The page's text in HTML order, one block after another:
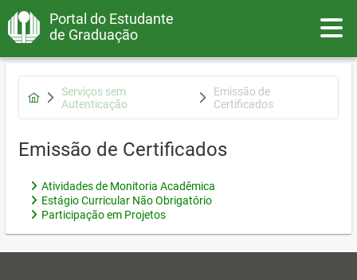
Portal do Estudante
de Graduação
Serviços sem
Autenticação
Emissão de
Certificados
Emissão de Certificados
Atividades de Monitoria Acadêmica
Estágio Curricular Não Obrigatório
Participação em Projetos